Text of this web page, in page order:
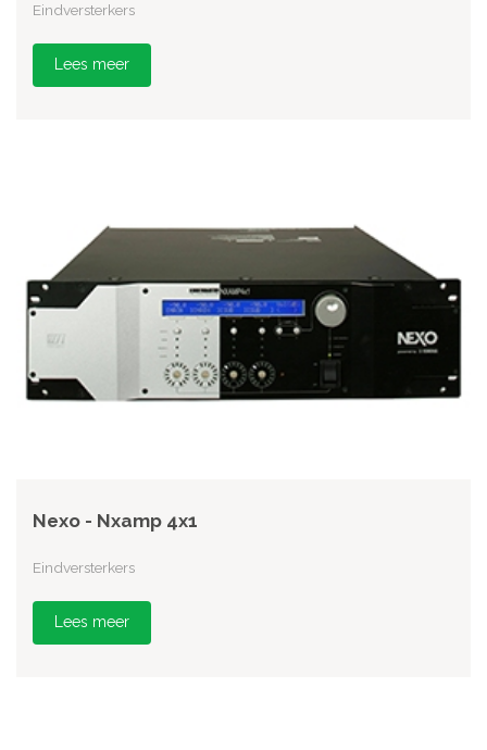
Eindversterkers
Lees meer
Nexo - Nxamp 4x1
Eindversterkers
Lees meer